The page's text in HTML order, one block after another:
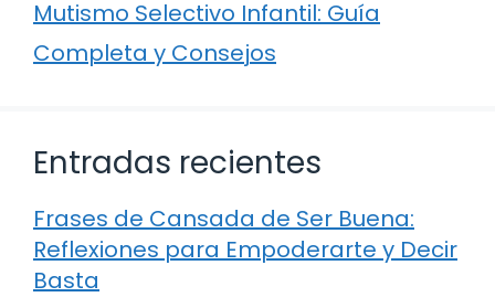
Mutismo Selectivo Infantil: Guía
Completa y Consejos
Entradas recientes
Frases de Cansada de Ser Buena:
Reflexiones para Empoderarte y Decir
Basta